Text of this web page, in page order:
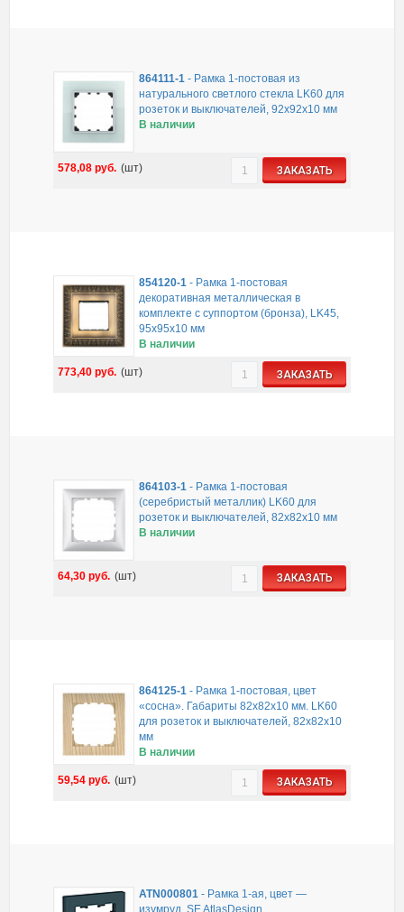
864111-1- Рамка 1-постовая из
натурального светлого стекла LK60 для
розеток и выключателей, 92х92х10 мм
В наличии
578,08 руб. (шт) ЗАКАЗАТЬ
854120-1- Рамка 1-постовая
декоративная металлическая в
комплекте с суппортом (бронза), LK45,
95х95х10 мм
В наличии
773,40 руб. (шт) ЗАКАЗАТЬ
864103-1- Рамка 1-постовая
(серебристый металлик) LK60 для
розеток и выключателей, 82х82х10 мм
В наличии
64,30 руб. (шт) ЗАКАЗАТЬ
864125-1 - Рамка 1-постовая, цвет
«сосна». Габариты 82х82х10 мм. LK60
для розеток и выключателей, 82х82х10
мм
В наличии
59,54 руб. (шт) ЗАКАЗАТЬ
ATN000801- Рамка 1-ая, цвет —